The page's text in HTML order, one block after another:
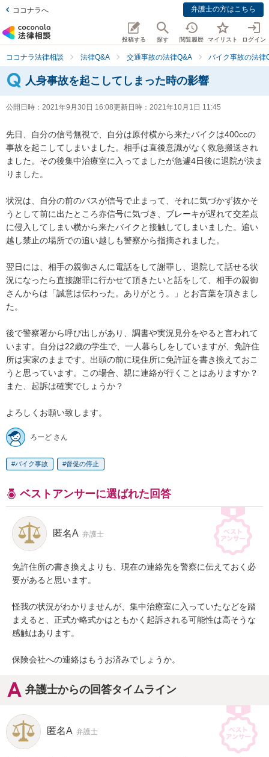
ココナラへ 弁護士の方はこちら
投稿する 探す 閲覧履歴 マイリスト ログイン
ココナラ法律相談 法律Q&A 交通事故の法律Q&A バイク事故の法律
人身事故を起こしてしまった時の影響
公開日時： 2021年9月30日 16:08更新日時： 2021年10月1日 11:45
先日、自分の信号無視で、自分は原付横から来たバイクは400ccの
事故を起こしてしまいました。相手は直後意識がなく救急搬送され
ました。その後集中治療室に入ってましたが急遽4日後に退院が決ま
りました。
状況は、自分の前のバスが信号で止まって、それに気づかず抜かそ
うとして前に出たところ赤信号に気づき、ブレーキが遅れて交差点
に侵入してしまい横から来たバイクと接触してしまいました。追い
越し禁止の場所での追い越しも警察から指摘されました。
翌日には、相手の親御さんに電話をして謝罪し、退院して話せる状
況になったら直接謝罪に行かせて頂きたいと話をして、相手の親御
さんからは「誠意は伝わった。ありがとう。」とお言葉を頂きまし
た。
後で警察署から呼び出しがあり、調書や実況見分をやると言われて
います。自分は22歳の学生で、一人暮らしをしていますが、免許住
所は実家のままです。出頭の前に現住所に免許証を書き換えておこ
うと思っています。この場合、親に連絡が行くことはありますか？
また、起訴は確実でしょうか？
よろしくお願い致します。
ろーど さん
バイク事故 督促の停止
ベストアンサーに選ばれた回答
匿名A 弁護士
免許住所の書き換えよりも、現在の連絡先を警察に伝えておく必
要があると思います。
怪我の状況がわかりませんが、集中治療室に入っていたなどを踏
まえると、正式か略式かはともかく起訴される可能性は高そうな
感触はあります。
保険会社への連絡はもうお済みでしょうか。
弁護士からの回答タイムライン
匿名A 弁護士